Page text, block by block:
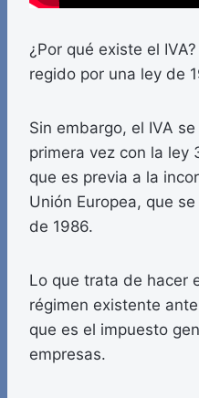
¿Por qué existe el
regido por una ley de
Sin embargo, el IVA
primera vez con la ley
que es previa a la
Unión Europea, que
de 1986.
Lo que trata de hacer
régimen existente
que es el impuesto
empresas.